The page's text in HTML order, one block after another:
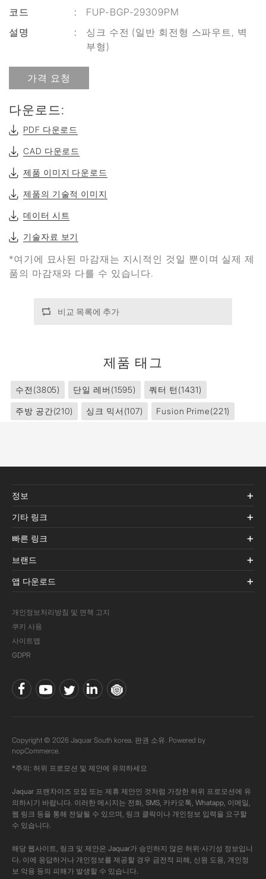
코드
:
FUP-BGP-29309PM
설명
:
싱크 수전 (일반 회전형 스파우트, 벽
부형)
가격 요청
다운로드:
PDF 다운로드
CAD 다운로드
제품 이미지 다운로드
제품의 기술적 이미지
데이터 시트
기술자료 보기
*여기에 묘사된 마감재는 지시적인 것일 뿐이며 실제 제
품의 마감재와 다를 수 있습니다.
비교 목록에 추가
제품 태그
수전 (3805) 단일 레버 (1595) 쿼터 턴 (1431)
주방 공간(210) 싱크 믹서 (107) Fusion Prime(221)
정보
기타 링크
빠른 링크
브랜드
앱 다운로드
개인정보처리방침 및 면책 고지
쿠키 사용
사이트맵
GDPR
Copyright © 2026 Jaquar South korea. 판권 소유. Powered by
nopCommerce.
*주의: 허위 프로모션 및 제안에 유의하세요
Jaquar 프랜차이즈 모집 또는 제휴 제안인 것처럼 가장한 허위 프로모션에 유
의하시기 바랍니다. 이러한 메시지는 전화, SMS, 카카오톡, Whatapp, 이메일,
웹 링크 등을 통해 전달될 수 있으며, 링크 클릭이나 개인정보 입력을 요구할
수 있습니다.
해당 웹사이트, 링크 및 제안은 Jaquar가 승인하지 않은 허위·사기성 정보입니
다. 이에 응답하거나 개인정보를 제공할 경우 금전적 피해, 신원 도용, 개인정
보 악용 등의 피해가 발생할 수 있습니다.